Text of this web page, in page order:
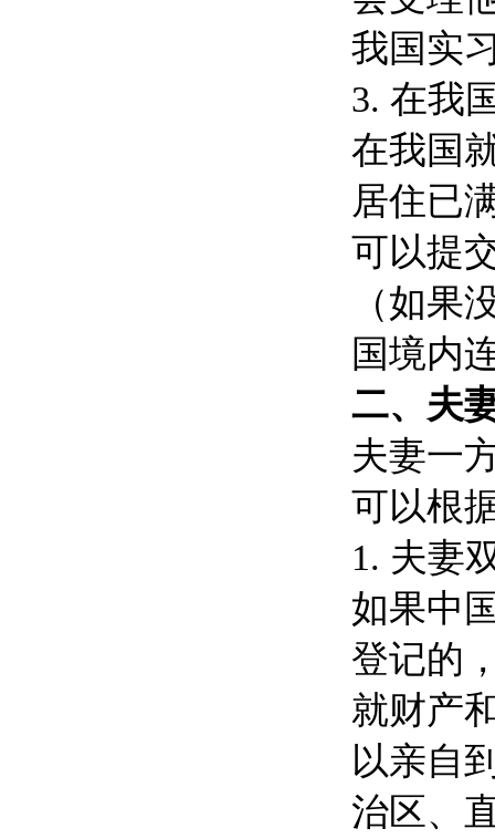
我国实
3. 在我
在我国
居住已
可以提
（如果
国境内
二、夫
夫妻一
可以根
1. 夫妻
如果中
登记的
就财产
以亲自
治区、